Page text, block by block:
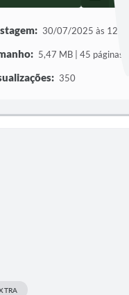
30/07/2025 às 12h09
5,47 MB | 45 páginas
350